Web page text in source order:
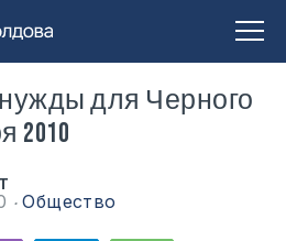
для Черного
2010
Общество